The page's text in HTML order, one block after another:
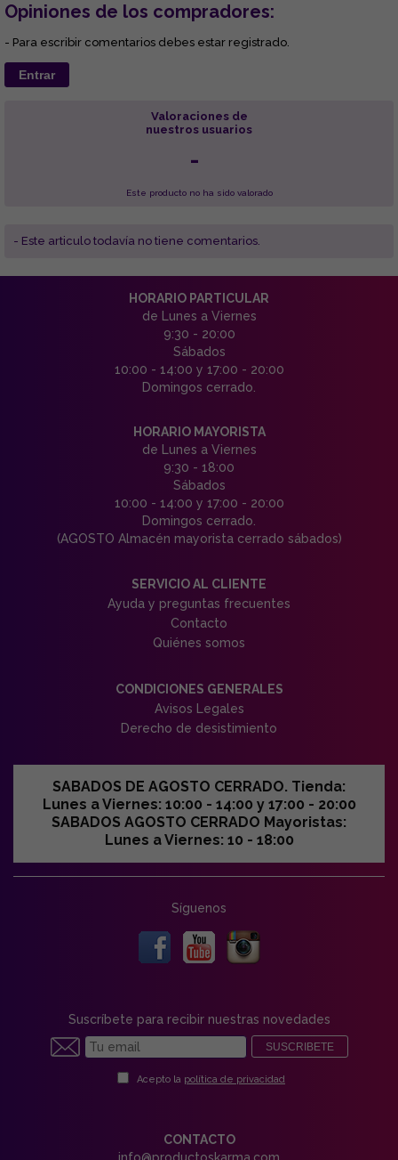
Opiniones de los compradores:
- Para escribir comentarios debes estar registrado.
Entrar
Valoraciones de
nuestros usuarios
-
Este producto no ha sido valorado
- Este articulo todavía no tiene comentarios.
HORARIO PARTICULAR
de Lunes a Viernes
9:30 - 20:00
Sábados
10:00 - 14:00 y 17:00 - 20:00
Domingos cerrado.
HORARIO MAYORISTA
de Lunes a Viernes
9:30 - 18:00
Sábados
10:00 - 14:00 y 17:00 - 20:00
Domingos cerrado.
(AGOSTO Almacén mayorista cerrado sábados)
SERVICIO AL CLIENTE
Ayuda y preguntas frecuentes
Contacto
Quiénes somos
CONDICIONES GENERALES
Avisos Legales
Derecho de desistimiento
SABADOS DE AGOSTO CERRADO. Tienda:
Lunes a Viernes: 10:00 - 14:00 y 17:00 - 20:00
SABADOS AGOSTO CERRADO Mayoristas:
Lunes a Viernes: 10 - 18:00
Síguenos
Suscríbete para recibir nuestras novedades
SUSCRIBETE
Acepto la política de privacidad
CONTACTO